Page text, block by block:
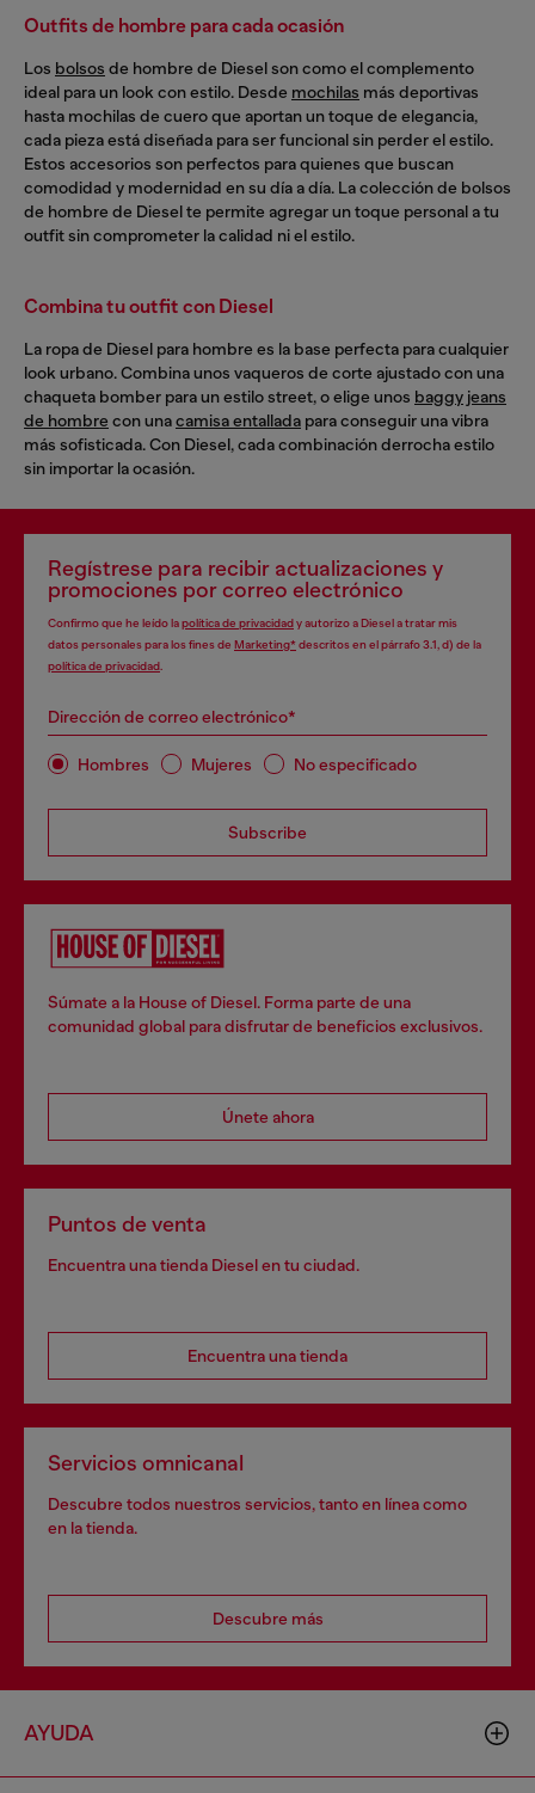
Outfits de hombre para cada ocasión
Los bolsos de hombre de Diesel son como el complemento
ideal para un look con estilo. Desde mochilas más deportivas
hasta mochilas de cuero que aportan un toque de elegancia,
cada pieza está diseñada para ser funcional sin perder el estilo.
Estos accesorios son perfectos para quienes que buscan
comodidad y modernidad en su día a día. La colección de bolsos
de hombre de Diesel te permite agregar un toque personal a tu
outfit sin comprometer la calidad ni el estilo.
Combina tu outfit con Diesel
La ropa de Diesel para hombre es la base perfecta para cualquier
look urbano. Combina unos vaqueros de corte ajustado con una
chaqueta bomber para un estilo street, o elige unos baggy jeans
de hombre con unacamisa entallada para conseguir una vibra
más sofisticada. Con Diesel, cada combinación derrocha estilo
sin importar la ocasión.
Regístrese para recibir actualizaciones y
promociones por correo electrónico
Confirmo que he leído lapolítica de privacidady autorizo a Diesel a tratar mis
datos personales para los fines de Marketing*descritos en el párrafo 3.1, d) de la
política de privacidad.
Dirección de correo electrónico*
Hombres Mujeres No especificado
Subscribe
Súmate a la House of Diesel. Forma parte de una
comunidad global para disfrutar de beneficios exclusivos.
Únete ahora
Puntos de venta
Encuentra una tienda Diesel en tu ciudad.
Encuentra una tienda
Servicios omnicanal
Descubre todos nuestros servicios, tanto en línea como
en la tienda.
Descubre más
AYUDA